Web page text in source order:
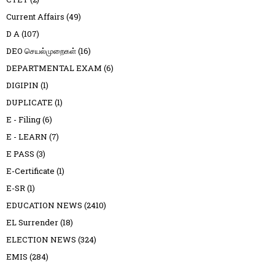
Current Affairs (49)
D A(107)
DEO செயல்முறைகள்(16)
DEPARTMENTAL EXAM (6)
DIGIPIN (1)
DUPLICATE (1)
E - Filing(6)
E - LEARN (7)
E PASS (3)
E-Certificate (1)
E-SR(1)
EDUCATION NEWS (2410)
EL Surrender(18)
ELECTION NEWS (324)
EMIS (284)